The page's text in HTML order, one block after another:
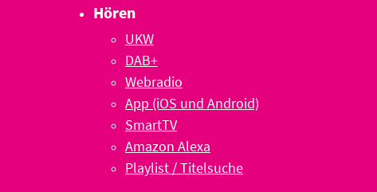
Hören
UKW
DAB+
Webradio
App (iOS und Android)
SmartTV
Amazon Alexa
Playlist / Titelsuche